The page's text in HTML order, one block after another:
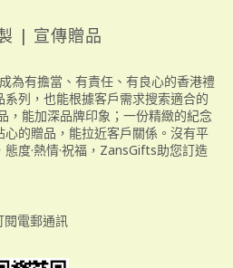
| 宣傳贈品
為有擔當、有責任、有良心的香港禮
列，也能根據客戶需求搜索適合的
，能加深品牌印象；一份精緻的紀念
的贈品，能拉近客戶關係。沒有平
度·熱情·祝福，ZansGifts助您訂造
閱電郵通訊